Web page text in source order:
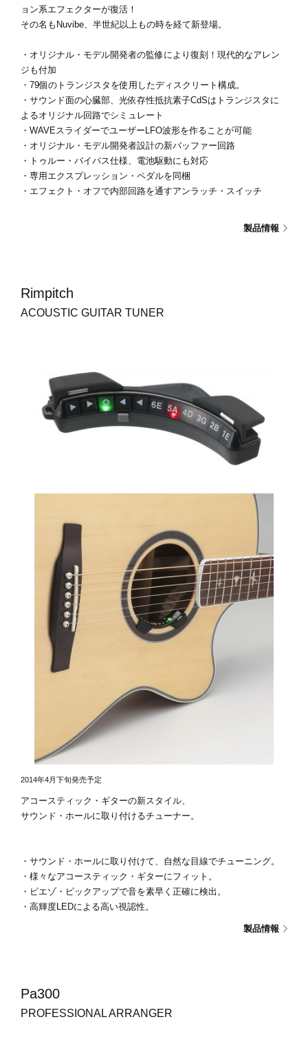
ョン系エフェクターが復活！
その名もNuvibe、半世紀以上もの時を経て新登場。
・オリジナル・モデル開発者の監修により復刻！現代的なアレン
ジも付加
・79個のトランジスタを使用したディスクリート構成。
・サウンド面の心臓部、光依存性抵抗素子CdSはトランジスタに
よるオリジナル回路でシミュレート
・WAVEスライダーでユーザーLFO波形を作ることが可能
・オリジナル・モデル開発者設計の新バッファー回路
・トゥルー・バイパス仕様、電池駆動にも対応
・専用エクスプレッション・ペダルを同梱
・エフェクト・オフで内部回路を通すアンラッチ・スイッチ
製品情報
Rimpitch
ACOUSTIC GUITAR TUNER
2014年4月下旬発売予定
アコースティック・ギターの新スタイル、
サウンド・ホールに取り付けるチューナー。
・サウンド・ホールに取り付けて、自然な目線でチューニング。
・様々なアコースティック・ギターにフィット。
・ピエゾ・ピックアップで音を素早く正確に検出。
・高輝度LEDによる高い視認性。
製品情報
Pa300
PROFESSIONAL ARRANGER